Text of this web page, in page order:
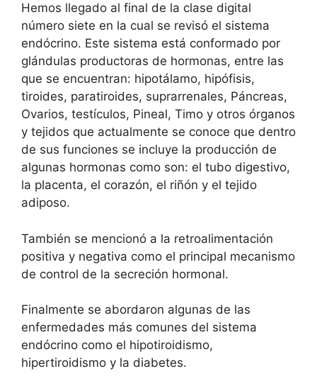
Hemos llegado al final de la clase digital
número siete en la cual se revisó el sistema
endócrino. Este sistema está conformado por
glándulas productoras de hormonas, entre las
que se encuentran: hipotálamo, hipófisis,
tiroides, paratiroides, suprarrenales, Páncreas,
Ovarios, testículos, Pineal, Timo y otros órganos
y tejidos que actualmente se conoce que dentro
de sus funciones se incluye la producción de
algunas hormonas como son: el tubo digestivo,
la placenta, el corazón, el riñón y el tejido
adiposo.
También se mencionó a la retroalimentación
positiva y negativa como el principal mecanismo
de control de la secreción hormonal.
Finalmente se abordaron algunas de las
enfermedades más comunes del sistema
endócrino como el hipotiroidismo,
hipertiroidismo y la diabetes.